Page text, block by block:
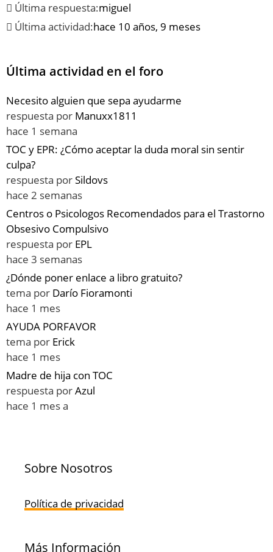
Última respuesta:miguel
Última actividad:hace 10 años, 9 meses
Última actividad en el foro
Necesito alguien que sepa ayudarme
respuesta por Manuxx1811
hace 1 semana
TOC y EPR: ¿Cómo aceptar la duda moral sin sentir
culpa?
respuesta porSildovs
hace 2 semanas
Centros o Psicologos Recomendados para el Trastorno
Obsesivo Compulsivo
respuesta por EPL
hace 3 semanas
¿Dónde poner enlace a libro gratuito?
tema por Darío Fioramonti
hace 1 mes
AYUDA PORFAVOR
tema por Erick
hace 1 mes
Madre de hija con TOC
respuesta porAzul
hace 1 mes a
Sobre Nosotros
Política de privacidad
Más Información